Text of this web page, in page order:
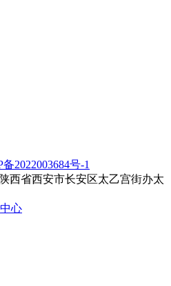
备2022003684号-1
西省西安市长安区太乙宫街办太
心